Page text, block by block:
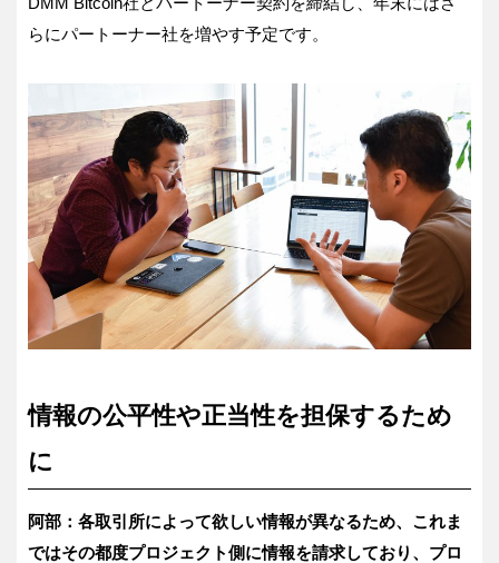
らにパートーナー社を増やす予定です。
情報の公平性や正当性を担保するため
に
阿部：各取引所によって欲しい情報が異なるため、これま
ではその都度プロジェクト側に情報を請求しており、プロ